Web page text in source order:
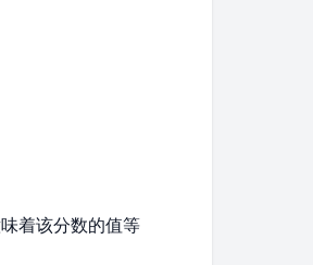
着该分数的值等